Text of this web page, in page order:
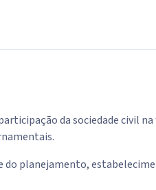
da sociedade
planejamento,